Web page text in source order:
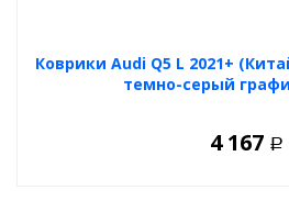
Коврики Audi Q5 L 2021+
темно-серый
4 167 Р